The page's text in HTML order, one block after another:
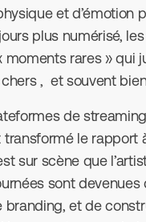
et d’émotion
plus numérisé,
moments rares » qui
, et souvent
de
le rapport
sur scène que
sont devenues
branding, et de